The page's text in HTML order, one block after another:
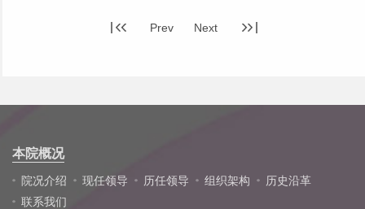
Prev Next
本院概况
院况介绍 现任领导 历任领导 组织架构
历史沿革
联系我们